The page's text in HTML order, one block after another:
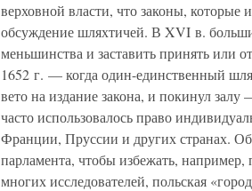
верховной власти, что законы, которые
обсуждение шляхтичей. В XVI в.
меньшинства и заставить принять или
1652 г. — когда один-единственный
вето на издание закона, и покинул
часто использовалось право
Франции, Пруссии и других странах.
парламента, чтобы избежать,
многих исследователей, польская